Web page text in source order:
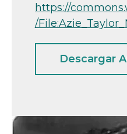
https://
/
Descargar